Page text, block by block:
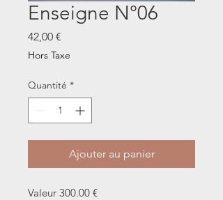
Enseigne N°06
42,00 €
Hors Taxe
Quantité *
Ajouter au panier
Valeur 300.00 €